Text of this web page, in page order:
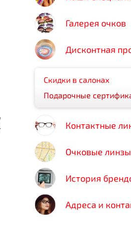
Галерея очков
Дисконтная
Скидки в салонах
Подарочные
Контактные
Очковые линзы
История
Адреса и